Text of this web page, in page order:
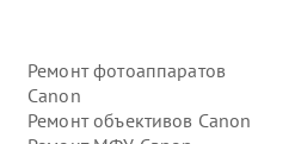
Ремонт фотоаппаратов
Canon
Ремонт объективов Canon